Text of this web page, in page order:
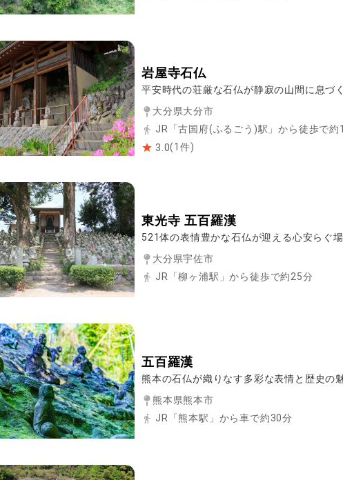
岩屋寺石仏
平安時代の荘厳な石仏が静寂の山間に息づく
大分県大分市
JR「古国府(ふるごう)駅」から徒歩で約
3.0(1件)
東光寺 五百羅漢
521体の表情豊かな石仏が迎える心安らぐ
大分県宇佐市
JR「柳ヶ浦駅」から徒歩で約25分
五百羅漢
熊本の石仏が織りなす多彩な表情と歴史の
熊本県熊本市
JR「熊本駅」から車で約30分